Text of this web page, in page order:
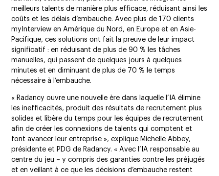
meilleurs talents de manière plus efficace, réduisant ainsi les
coûts et les délais d’embauche. Avec plus de 170 clients
myInterview en Amérique du Nord, en Europe et en Asie-
Pacifique, ces solutions ont fait la preuve de leur impact
significatif : en réduisant de plus de 90 % les tâches
manuelles, qui passent de quelques jours à quelques
minutes et en diminuant de plus de 70 % le temps
nécessaire à l’embauche.
« Radancy ouvre une nouvelle ère dans laquelle l’IA élimine
les inefficacités, produit des résultats de recrutement plus
solides et libère du temps pour les équipes de recrutement
afin de créer les connexions de talents qui comptent et
font avancer leur entreprise », explique Michelle Abbey,
présidente et PDG de Radancy. « Avec l’IA responsable au
centre du jeu – y compris des garanties contre les préjugés
et en veillant à ce que les décisions d’embauche restent